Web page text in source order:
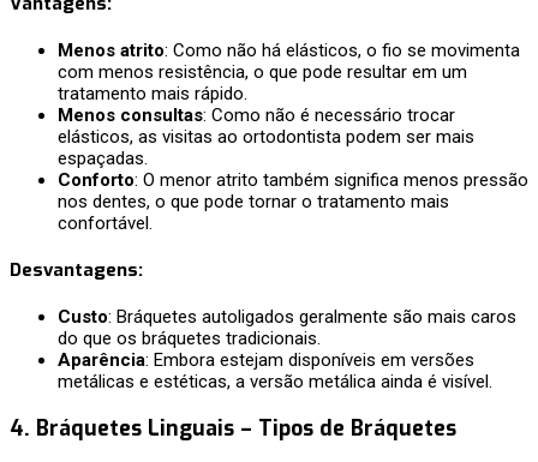
Menos atrito: Como não há elásticos, o fio se movimenta
com menos resistência, o que pode resultar em um
tratamento mais rápido.
Menos consultas: Como não é necessário trocar
elásticos, as visitas ao ortodontista podem ser mais
espaçadas.
Conforto: O menor atrito também significa menos pressão
nos dentes, o que pode tornar o tratamento mais
confortável.
Desvantagens:
Custo: Bráquetes autoligados geralmente são mais caros
do que os bráquetes tradicionais.
Aparência: Embora estejam disponíveis em versões
metálicas e estéticas, a versão metálica ainda é visível.
4. Bráquetes Linguais – Tipos de Bráquetes